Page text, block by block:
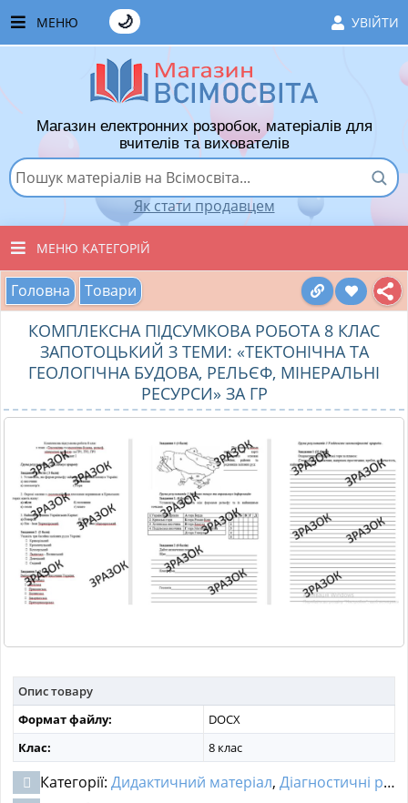
МЕНЮ УВІЙТИ
🌙
ЧАСТІ ЗАПИТАННЯ
ЯК ТУТ КУПУВАТИ
ЯК ТУТ ПРОДАВАТИ
ДОДАТИ РОЗРОБКУ
ВПОДОБАНІ ТОВАРИ
КОШИК
Магазин електронних розробок, матеріалів для
вчителів та вихователів
Як стати продавцем
МЕНЮ КАТЕГОРІЙ
ВСІ ТОВАРИ
ВИХОВАТЕЛЯМ ДНЗ
ПОЧАТКОВІ КЛАСИ
РІЗНІ МАТЕРІАЛИ
НОВИНИ
Головна Товари
КОМПЛЕКСНА ПІДСУМКОВА РОБОТА 8 КЛАС
ЗАПОТОЦЬКИЙ З ТЕМИ: «ТЕКТОНІЧНА ТА
ГЕОЛОГІЧНА БУДОВА, РЕЛЬЄФ, МІНЕРАЛЬНІ
РЕСУРСИ» ЗА ГР
Опис товару
Формат файлу:
DOCX
Клас:
8 клас
Категорії: Дидактичний матеріал, Діагностичні роботи